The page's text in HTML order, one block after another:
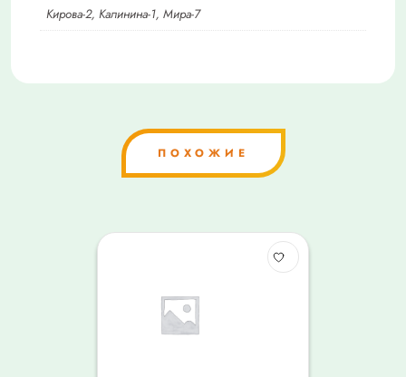
Кирова-2, Калинина-1, Мира-7
ПОХОЖИЕ